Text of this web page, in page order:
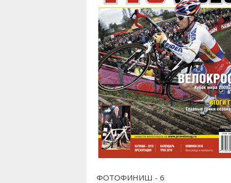
ФОТОФИНИШ - 6